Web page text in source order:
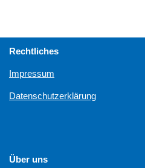
Rechtliches
Impressum
Datenschutzerklärung
Über uns